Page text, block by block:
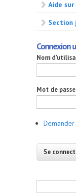
Aide
Section
Connexion
Nom
Mot de passe
Formulaire